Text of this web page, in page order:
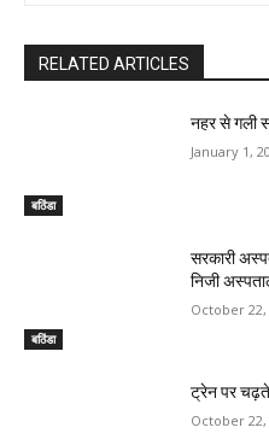
RELATED ARTICLES
बठिंडा
नहर से गली
January 1,
बठिंडा
सरकारी
निजी
October 22,
ट्रेन पर चढ़ते
October 22,